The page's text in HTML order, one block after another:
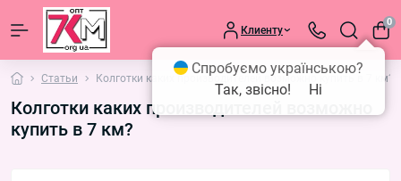
Клиенту
0
Статьи Колготки каких производителей возможно купить в 7 км?
Колготки каких производителей возможно
купить в 7 км?
Спробуємо українською?
Так, звісно!
Ні